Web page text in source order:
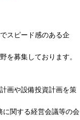
スピード感のある企
を募集しております。
画や設備投資計画を策
に関する経営会議等の会